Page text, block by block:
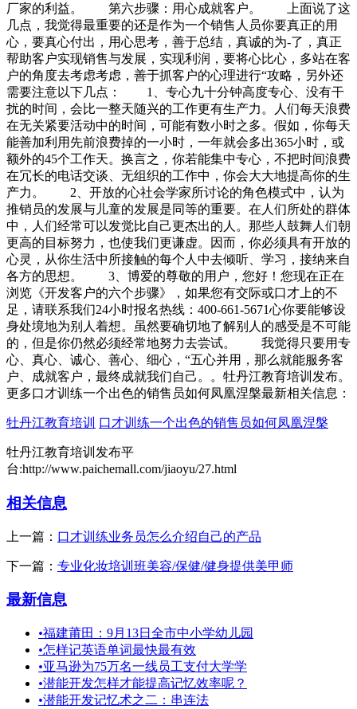
厂家的利益。 第六步骤：用心成就客户。 上面说了这
几点，我觉得最重要的还是作为一个销售人员你要真正的用
心，要真心付出，用心思考，善于总结，真诚的为-了，真正
帮助客户实现销售与发展，实现利润，要将心比心，多站在客
户的角度去考虑考虑，善于抓客户的心理进行“攻略，另外还
需要注意以下几点： 1、专心九十分钟高度专心、没有干
扰的时间，会比一整天随兴的工作更有生产力。人们每天浪费
在无关紧要活动中的时间，可能有数小时之多。假如，你每天
能善加利用先前浪费掉的一小时，一年就会多出365小时，或
额外的45个工作天。换言之，你若能集中专心，不把时间浪费
在冗长的电话交谈、无组织的工作中，你会大大地提高你的生
产力。 2、开放的心社会学家所讨论的角色模式中，认为
推销员的发展与儿童的发展是同等的重要。在人们所处的群体
中，人们经常可以发觉比自己更杰出的人。那些人鼓舞人们朝
更高的目标努力，也使我们更谦虚。因而，你必须具有开放的
心灵，从你生活中所接触的每个人中去倾听、学习，接纳来自
各方的思想。 3、博爱的尊敬的用户，您好！您现在正在
浏览《开发客户的六个步骤》，如果您有交际或口才上的不
足，请联系我们24小时报名热线：400-661-5671心你要能够设
身处境地为别人着想。虽然要确切地了解别人的感受是不可能
的，但是你仍然必须经常地努力去尝试。 我觉得只要用专
心、真心、诚心、善心、细心，“五心并用，那么就能服务客
户、成就客户，最终成就我们自己。。牡丹江教育培训发布。
更多口才训练一个出色的销售员如何凤凰涅槃最新相关信息：
牡丹江教育培训 口才训练一个出色的销售员如何凤凰涅槃
牡丹江教育培训发布平
台:http://www.paichemall.com/jiaoyu/27.html
相关信息
上一篇： 口才训练业务员怎么介绍自己的产品
下一篇： 专业化妆培训班美容/保健/健身提供美甲师
最新信息
•福建莆田：9月13日全市中小学幼儿园
•怎样记英语单词最快最有效
•亚马逊为75万名一线员工支付大学学
•潜能开发怎样才能提高记忆效率呢？
•潜能开发记忆术之二：串连法